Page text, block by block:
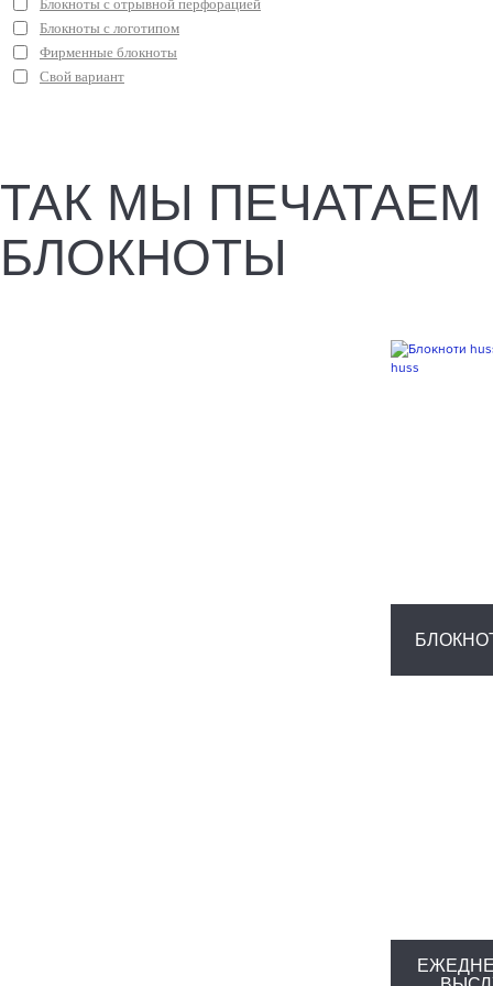
Блокноты с отрывной перфорацией
Блокноты с логотипом
Фирменные блокноты
Свой вариант
ТАК МЫ ПЕЧАТАЕМ
БЛОКНОТЫ